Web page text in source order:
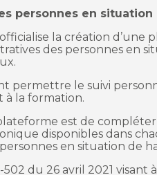
personnes en
la création
des personnes en
permettre le suivi
à la formation.
est de compléter
disponibles dans
en situation de
502 du 26 avril 2021